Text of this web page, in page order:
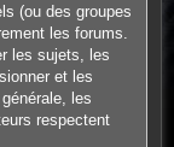
(ou des groupes
les forums.
les sujets, les
et les
les
respectent